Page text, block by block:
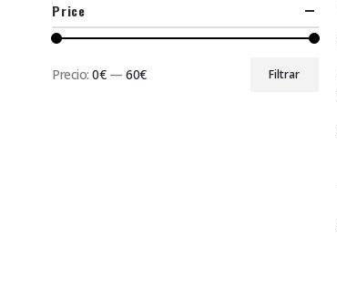
Price
Filtrar
Precio:0€—60€